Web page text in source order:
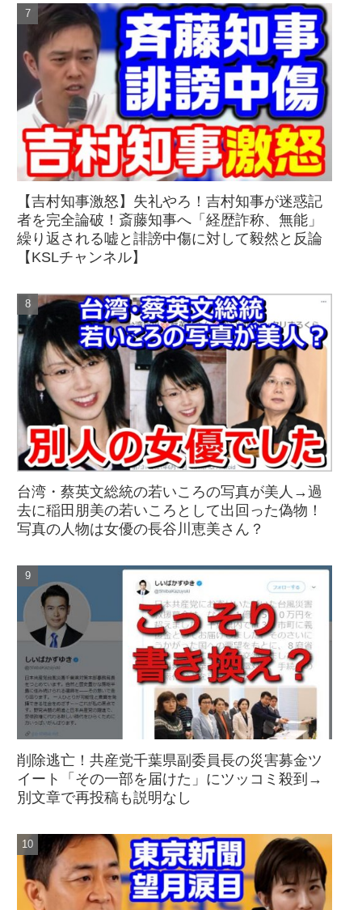
【吉村知事激怒】失礼やろ！吉村知事が迷惑記
者を完全論破！斎藤知事へ「経歴詐称、無能」
繰り返される嘘と誹謗中傷に対して毅然と反論
【KSLチャンネル】
台湾・蔡英文総統の若いころの写真が美人→過
去に稲田朋美の若いころとして出回った偽物！
写真の人物は女優の長谷川恵美さん？
削除逃亡！共産党千葉県副委員長の災害募金ツ
イート「その一部を届けた」にツッコミ殺到→
別文章で再投稿も説明なし